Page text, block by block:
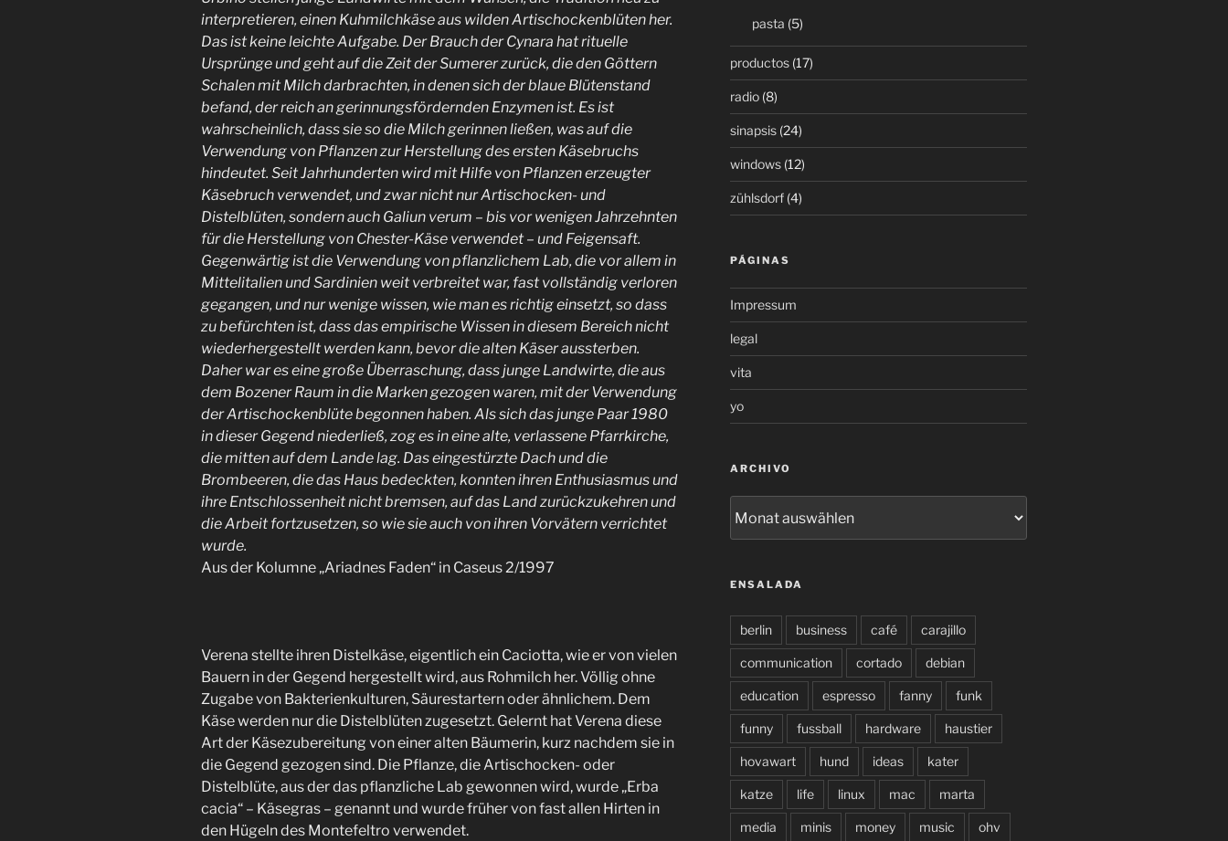
interpretieren, einen Kuhmilchkäse aus wilden Artischockenblüten her.
Das ist keine leichte Aufgabe. Der Brauch der Cynara hat rituelle
Ursprünge und geht auf die Zeit der Sumerer zurück, die den Göttern
Schalen mit Milch darbrachten, in denen sich der blaue Blütenstand
befand, der reich an gerinnungsfördernden Enzymen ist. Es ist
wahrscheinlich, dass sie so die Milch gerinnen ließen, was auf die
Verwendung von Pflanzen zur Herstellung des ersten Käsebruchs
hindeutet. Seit Jahrhunderten wird mit Hilfe von Pflanzen erzeugter
Käsebruch verwendet, und zwar nicht nur Artischocken- und
Distelblüten, sondern auch Galiun verum – bis vor wenigen Jahrzehnten
für die Herstellung von Chester-Käse verwendet – und Feigensaft.
Gegenwärtig ist die Verwendung von pflanzlichem Lab, die vor allem in
Mittelitalien und Sardinien weit verbreitet war, fast vollständig verloren
gegangen, und nur wenige wissen, wie man es richtig einsetzt, so dass
zu befürchten ist, dass das empirische Wissen in diesem Bereich nicht
wiederhergestellt werden kann, bevor die alten Käser aussterben.
Daher war es eine große Überraschung, dass junge Landwirte, die aus
dem Bozener Raum in die Marken gezogen waren, mit der Verwendung
der Artischockenblüte begonnen haben. Als sich das junge Paar 1980
in dieser Gegend niederließ, zog es in eine alte, verlassene Pfarrkirche,
die mitten auf dem Lande lag. Das eingestürzte Dach und die
Brombeeren, die das Haus bedeckten, konnten ihren Enthusiasmus und
ihre Entschlossenheit nicht bremsen, auf das Land zurückzukehren und
die Arbeit fortzusetzen, so wie sie auch von ihren Vorvätern verrichtet
wurde.
Aus der Kolumne „Ariadnes Faden“ in Caseus 2/1997
Verena stellte ihren Distelkäse, eigentlich ein Caciotta, wie er von vielen
Bauern in der Gegend hergestellt wird, aus Rohmilch her. Völlig ohne
Zugabe von Bakterienkulturen, Säurestartern oder ähnlichem. Dem
Käse werden nur die Distelblüten zugesetzt. Gelernt hat Verena diese
Art der Käsezubereitung von einer alten Bäumerin, kurz nachdem sie in
die Gegend gezogen sind. Die Pflanze, die Artischocken- oder
Distelblüte, aus der das pflanzliche Lab gewonnen wird, wurde „Erba
cacia“ – Käsegras – genannt und wurde früher von fast allen Hirten in
den Hügeln des Montefeltro verwendet.
pasta (5)
productos(17)
radio(8)
sinapsis(24)
windows(12)
zühlsdorf(4)
PÁGINAS
Impressum
legal
vita
yo
ARCHIVO
ENSALADA
berlin business café carajillo
communication cortado debian
education espresso fanny funk
funny fussball hardware haustier
hovawart hund ideas kater
katze life linux mac marta
media minis money music ohv